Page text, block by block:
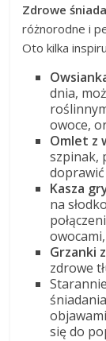
Zdrowe
różnorodne i
Oto kilka
dnia,
owoce,
Omlet z
szpinak,
Kasza
na
owocami,
Grzanki
zdrowe
się do